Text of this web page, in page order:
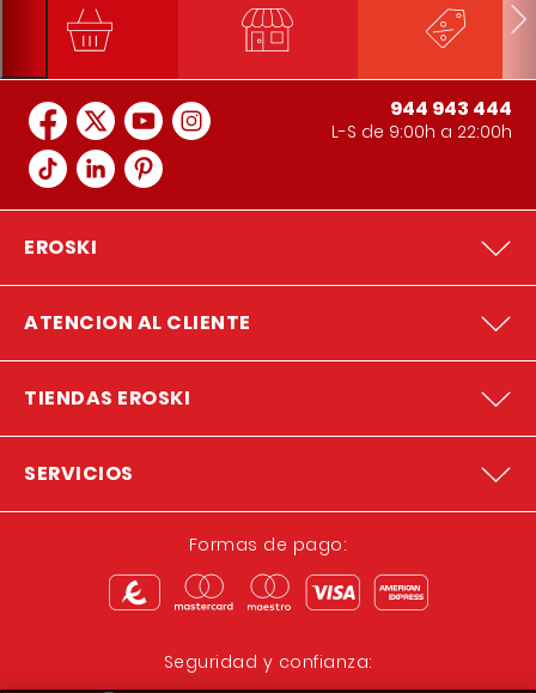
944 943 444
L-S de 9:00h a 22:00h
EROSKI
ATENCION AL CLIENTE
TIENDAS EROSKI
SERVICIOS
Formas de pago:
Seguridad y confianza: